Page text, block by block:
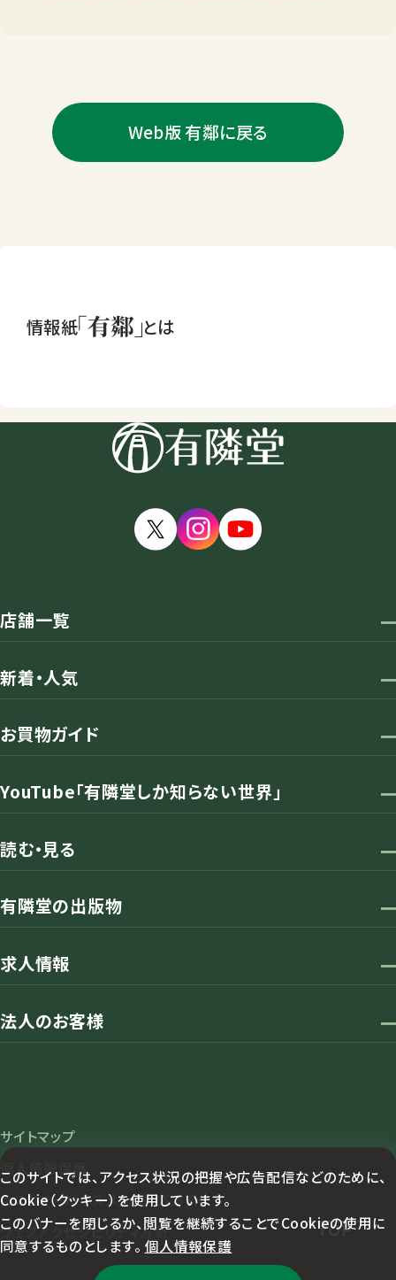
このサイトでは、アクセス状況の把握や広告配信などのために、
Cookie（クッキー）を使用しています。
このバナーを閉じるか、閲覧を継続することでCookieの使用に
同意するものとします。 個人情報保護
Web版 有鄰に戻る
情報紙 とは
店舗一覧
新着・人気
お買物ガイド
YouTube「有隣堂しか知らない世界」
読む・見る
有隣堂の出版物
求人情報
法人のお客様
サイトマップ
個人情報保護
カスタマーハラスメント対応方針
ウェブアクセシビリティ方針
TOP